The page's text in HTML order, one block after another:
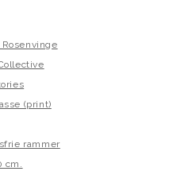
(print)
rammer
cm.